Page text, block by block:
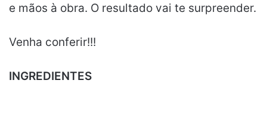
e mãos à obra. O resultado vai te surpreender.
Venha conferir!!!
INGREDIENTES